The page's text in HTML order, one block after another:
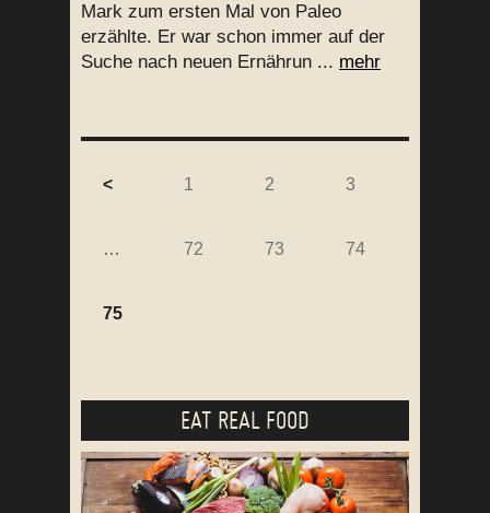
Mark zum ersten Mal von Paleo
erzählte. Er war schon immer auf der
Suche nach neuen Ernährun ... mehr
< 1 2 3
… 72 73 74
75
EAT REAL FOOD